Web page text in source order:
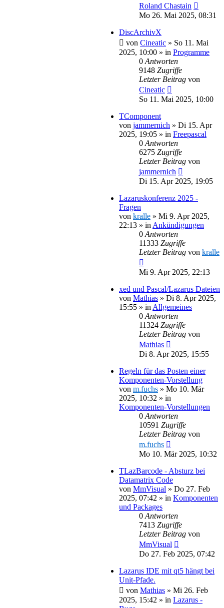
Roland Chastain
Mo 26. Mai 2025, 08:31
DiscArchivX
von Cineatic » So 11. Mai
2025, 10:00 » in Programme
0 Antworten
9148 Zugriffe
Letzter Beitrag von
Cineatic
So 11. Mai 2025, 10:00
TComponent
von jammernich » Di 15. Apr
2025, 19:05 » in Freepascal
0 Antworten
6275 Zugriffe
Letzter Beitrag von
jammernich
Di 15. Apr 2025, 19:05
Lazaruskonferenz 2025 -
Fragen
von kralle » Mi 9. Apr 2025,
22:13 » in Ankündigungen
0 Antworten
11333 Zugriffe
Letzter Beitrag von kralle
Mi 9. Apr 2025, 22:13
xed und Pascal/Lazarus Dateien
von Mathias » Di 8. Apr 2025,
15:55 » in Allgemeines
0 Antworten
11324 Zugriffe
Letzter Beitrag von
Mathias
Di 8. Apr 2025, 15:55
Regeln für das Posten einer
Komponenten-Vorstellung
von m.fuchs » Mo 10. Mär
2025, 10:32 » in
Komponenten-Vorstellungen
0 Antworten
10591 Zugriffe
Letzter Beitrag von
m.fuchs
Mo 10. Mär 2025, 10:32
TLazBarcode - Absturz bei
Datamatrix Code
von MmVisual » Do 27. Feb
2025, 07:42 » in Komponenten
und Packages
0 Antworten
7413 Zugriffe
Letzter Beitrag von
MmVisual
Do 27. Feb 2025, 07:42
Lazarus IDE mit qt5 hängt bei
Unit-Pfade.
von Mathias » Mi 26. Feb
2025, 15:42 » in Lazarus -